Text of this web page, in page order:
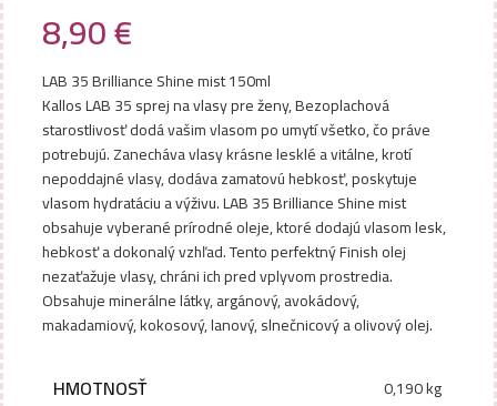
8,90€
LAB 35 Brilliance Shine mist 150ml
Kallos LAB 35 sprej na vlasy pre ženy, Bezoplachová
starostlivosť dodá vašim vlasom po umytí všetko, čo práve
potrebujú. Zanecháva vlasy krásne lesklé a vitálne, krotí
nepoddajné vlasy, dodáva zamatovú hebkosť, poskytuje
vlasom hydratáciu a výživu. LAB 35 Brilliance Shine mist
obsahuje vyberané prírodné oleje, ktoré dodajú vlasom lesk,
hebkosť a dokonalý vzhľad. Tento perfektný Finish olej
nezaťažuje vlasy, chráni ich pred vplyvom prostredia.
Obsahuje minerálne látky, argánový, avokádový,
makadamiový, kokosový, lanový, slnečnicový a olivový olej.
HMOTNOSŤ 0,190 kg